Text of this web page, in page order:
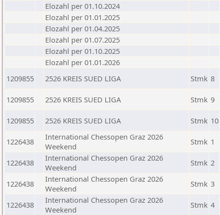
Elozahl per 01.10.2024
Elozahl per 01.01.2025
Elozahl per 01.04.2025
Elozahl per 01.07.2025
Elozahl per 01.10.2025
Elozahl per 01.01.2026
1209855
2526 KREIS SUED LIGA Stmk 8
1209855 2526 KREIS SUED LIGA Stmk 9
1209855 2526 KREIS SUED LIGA Stmk 10
1226438
International Chessopen Graz 2026
Weekend
Stmk 1
1226438
International Chessopen Graz 2026
Weekend
Stmk 2
1226438
International Chessopen Graz 2026
Weekend
Stmk 3
1226438
International Chessopen Graz 2026
Weekend
Stmk 4